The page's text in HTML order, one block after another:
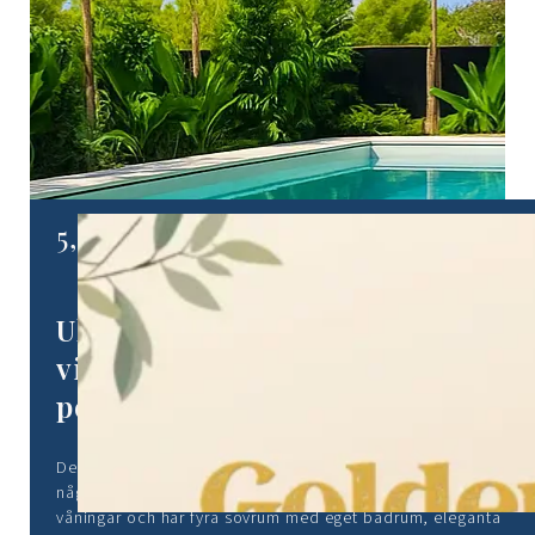
Ultralyxigt radhus på 500 kvm
vid stranden med trädgård och
pool i Voula
Detta helt nya radhus i Voula omdefinierar kustlyx, bara
några steg från sandstranden. Bostaden är fördelad på tre
våningar och har fyra sovrum med eget badrum, eleganta
5,500,000 €
Senaste artiklarna
Visa alla